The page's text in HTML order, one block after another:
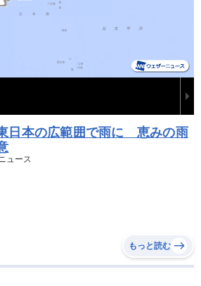
日本の広範囲で雨に 恵みの雨
ュース
もっと読む